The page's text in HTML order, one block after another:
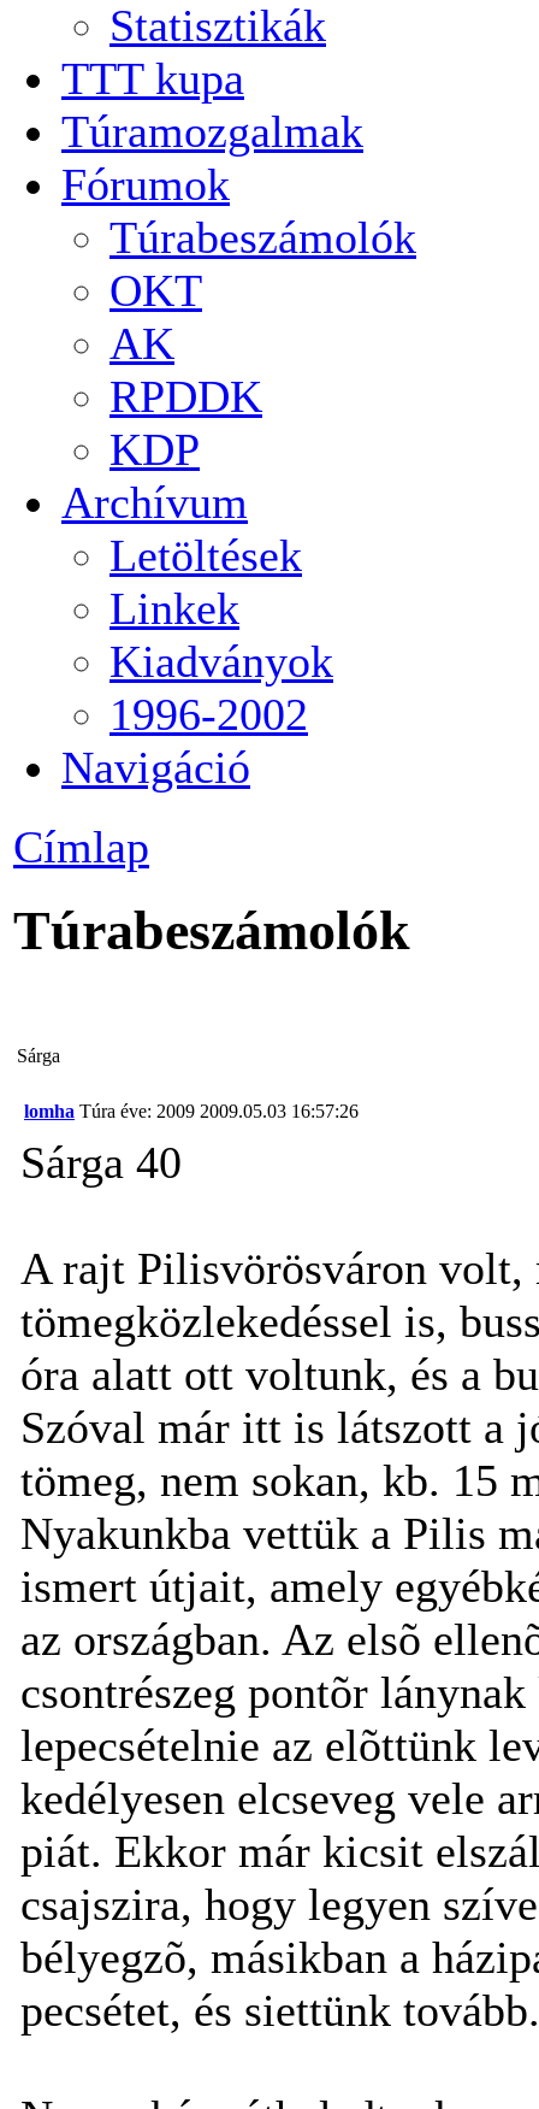
Statisztikák
TTT kupa
Túramozgalmak
Fórumok
Túrabeszámolók
OKT
AK
RPDDK
KDP
Archívum
Letöltések
Linkek
Kiadványok
1996-2002
Navigáció
Címlap
Túrabeszámolók
Sárga
lomha Túra éve: 2009 2009.05.03 16:57:26
Sárga 40
A rajt Pilisvörösváron volt,
tömegközlekedéssel is,
óra alatt ott voltunk, és a
Szóval már itt is látszott a
tömeg, nem sokan, kb. 15
Nyakunkba vettük a Pilis
ismert útjait, amely
az országban. Az elsõ
csontrészeg pontõr
lepecsételnie az elõttünk
kedélyesen elcseveg vele
piát. Ekkor már kicsit
csajszira, hogy legyen
bélyegzõ, másikban a
pecsétet, és siettünk tovább.